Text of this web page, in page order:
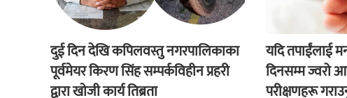
दुई दिन देखि कपिलवस्तु नगरपालिकाका
पूर्वमेयर किरण सिंह सम्पर्कविहीन प्रहरी
द्वारा खाेजी कार्य तिब्रता
यदि तपाईंलाई
दिनसम्म ज्वरो
परीक्षणहरू